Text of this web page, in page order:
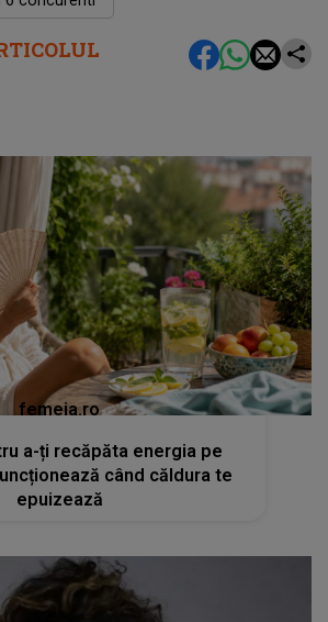
femeia.ro
a-ți recăpăta energia pe
când căldura te
epuizează